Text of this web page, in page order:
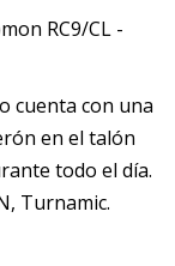
RC9/CL -
cuenta con una
en el talón
todo el día.
Turnamic.